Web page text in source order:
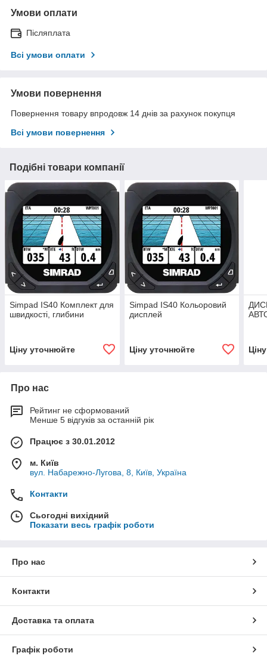
Умови оплати
Післяплата
Всі умови оплати
Умови повернення
Повернення товару впродовж 14 днів за рахунок покупця
Всі умови повернення
Подібні товари компанії
Simpad IS40 Комплект для
швидкості, глибини
Ціну уточнюйте
Simpad IS40 Кольоровий
дисплей
Ціну уточнюйте
Про нас
Рейтинг не сформований
Менше 5 відгуків за останній рік
Працює з 30.01.2012
м. Київ
вул. Набарежно-Лугова, 8, Київ, Україна
Контакти
Сьогодні вихідний
Показати весь графік роботи
Про нас
Контакти
Доставка та оплата
Графік роботи